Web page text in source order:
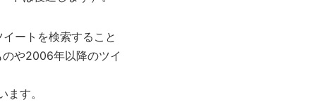
ートを検索すること
や2006年以降のツイ
ます。